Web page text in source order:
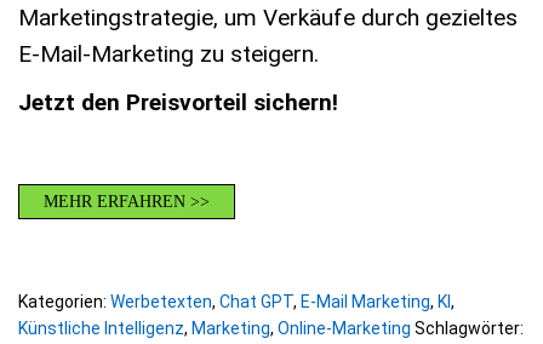
Marketingstrategie, um Verkäufe durch gezieltes
E-Mail-Marketing zu steigern.
Jetzt den Preisvorteil sichern!
MEHR ERFAHREN >>
Kategorien: Werbetexten, Chat GPT, E-Mail Marketing, KI,
Künstliche Intelligenz, Marketing, Online-Marketing Schlagwörter: